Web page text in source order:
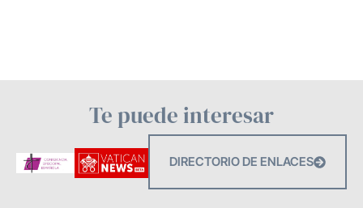
Te puede interesar
DIRECTORIO DE ENLACES